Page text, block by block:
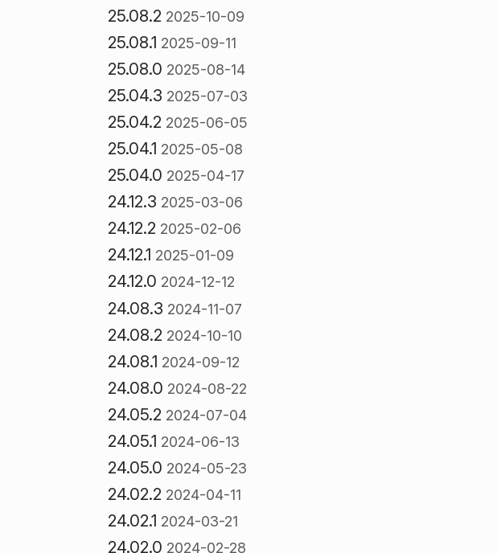
25.08.2 2025-10-09
25.08.1 2025-09-11
25.08.0 2025-08-14
25.04.3 2025-07-03
25.04.2 2025-06-05
25.04.1 2025-05-08
25.04.0 2025-04-17
24.12.3 2025-03-06
24.12.2 2025-02-06
24.12.1 2025-01-09
24.12.0 2024-12-12
24.08.3 2024-11-07
24.08.2 2024-10-10
24.08.1 2024-09-12
24.08.0 2024-08-22
24.05.2 2024-07-04
24.05.1 2024-06-13
24.05.0 2024-05-23
24.02.2 2024-04-11
24.02.1 2024-03-21
24.02.0 2024-02-28